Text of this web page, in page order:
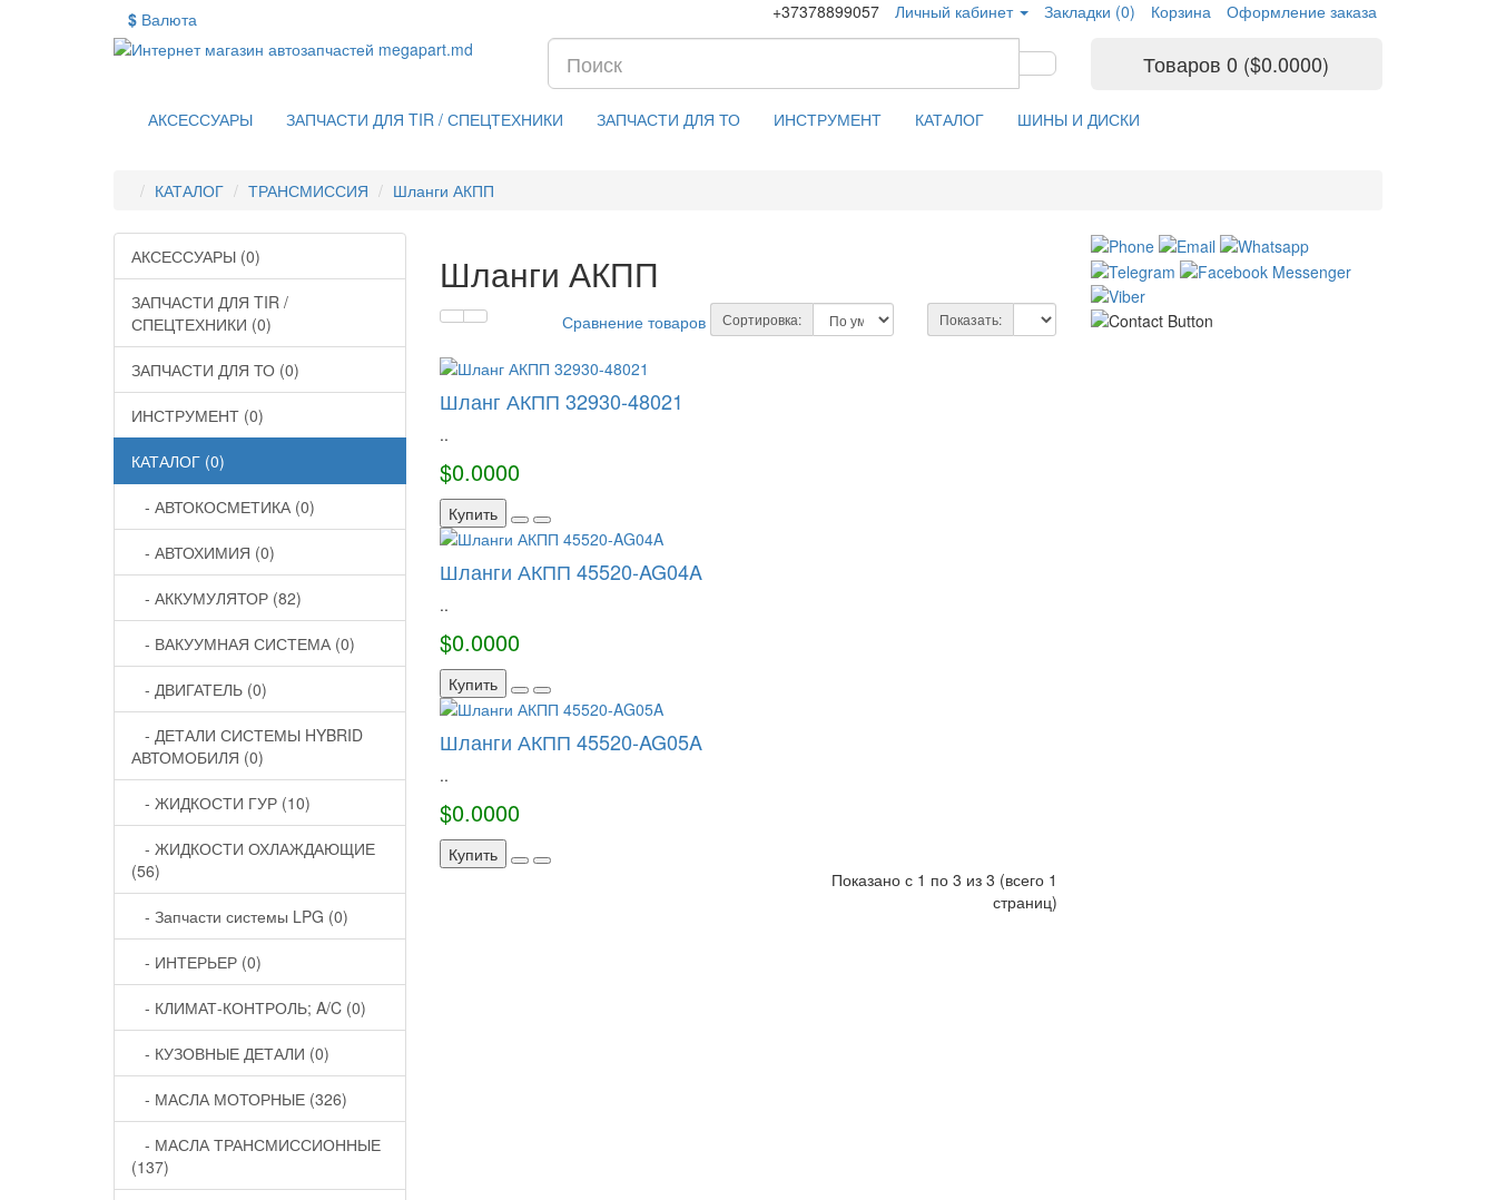
$ Валюта +37378899057 Личный кабинет Закладки (0) Корзина Оформление заказа
Товаров 0 ($0.0000)
АКСЕССУАРЫ ЗАПЧАСТИ ДЛЯ TIR / СПЕЦТЕХНИКИ ЗАПЧАСТИ ДЛЯ ТО ИНСТРУМЕНТ КАТАЛОГ ШИНЫ И ДИСКИ
КАТАЛОГ ТРАНСМИССИЯ Шланги АКПП
АКСЕССУАРЫ (0)
ЗАПЧАСТИ ДЛЯ TIR /
СПЕЦТЕХНИКИ (0)
ЗАПЧАСТИ ДЛЯ ТО (0)
ИНСТРУМЕНТ (0)
КАТАЛОГ (0)
- АВТОКОСМЕТИКА (0)
- АВТОХИМИЯ (0)
- АККУМУЛЯТОР (82)
- ВАКУУМНАЯ СИСТЕМА (0)
- ДВИГАТЕЛЬ (0)
- ДЕТАЛИ СИСТЕМЫ HYBRID
АВТОМОБИЛЯ (0)
- ЖИДКОСТИ ГУР (10)
- ЖИДКОСТИ ОХЛАЖДАЮЩИЕ
(56)
- Запчасти системы LPG (0)
- ИНТЕРЬЕР (0)
- КЛИМАТ-КОНТРОЛЬ; A/C (0)
- КУЗОВНЫЕ ДЕТАЛИ (0)
- МАСЛА МОТОРНЫЕ (326)
- МАСЛА ТРАНСМИССИОННЫЕ
(137)
Шланги АКПП
Сравнение товаров (0)Сортировка: Показать:
Шланг АКПП 32930-48021
..
$0.0000
Купить
Шланги АКПП 45520-AG04A
..
$0.0000
Купить
Шланги АКПП 45520-AG05A
..
$0.0000
Купить
Показано с 1 по 3 из 3 (всего 1
страниц)